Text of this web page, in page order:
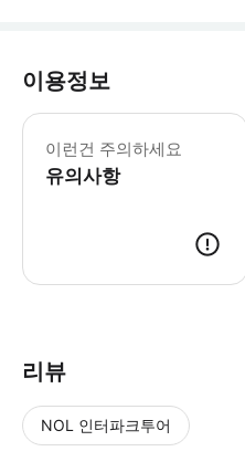
이용정보
이런건 주의하세요
유의사항
리뷰
NOL 인터파크투어